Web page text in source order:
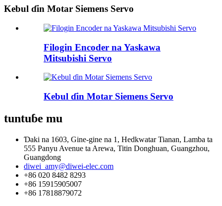
Kebul ɗin Motar Siemens Servo
Filogin Encoder na Yaskawa
Mitsubishi Servo
Kebul ɗin Motar Siemens Servo
tuntuɓe mu
Ɗaki na 1603, Gine-gine na 1, Hedkwatar Tianan, Lamba ta
555 Panyu Avenue ta Arewa, Titin Donghuan, Guangzhou,
Guangdong
diwei_amy@diwei-elec.com
+86 020 8482 8293
+86 15915905007
+86 17818879072